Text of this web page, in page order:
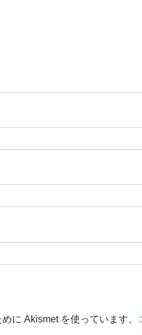
に Akismet を使っています。